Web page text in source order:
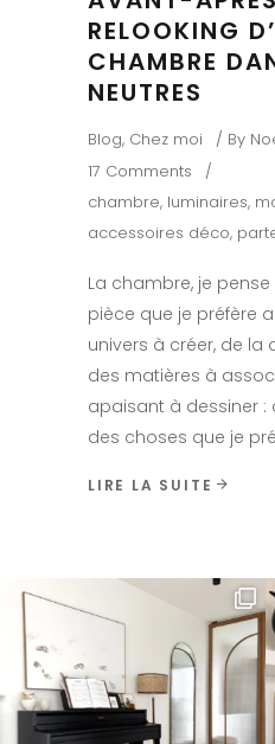
RELOOKING
CHAMBRE
NEUTRES
Blog, Chez moi By
17 Comments
chambre, luminaires,
accessoires déco,
La chambre, je
pièce que je préfère
univers à créer, de
des matières à
apaisant à dessiner :
des choses que je
LIRE LA SUITE